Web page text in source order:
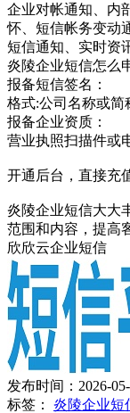
企业对帐通知、内
怀、短信帐务变动
短信通知、实时资
炎陵企业短信怎么
报备短信签名：
格式:公司名称或简
报备企业资质：
营业执照扫描件或
开通后台，直接充
炎陵企业短信大大
范围和内容，提高
欣欣云企业短信
发布时间：2026-05-
标签： 炎陵企业短